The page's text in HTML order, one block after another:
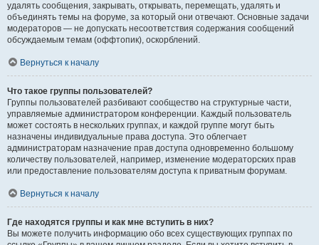
удалять сообщения, закрывать, открывать, перемещать, удалять и
объединять темы на форуме, за который они отвечают. Основные задачи
модераторов — не допускать несоответствия содержания сообщений
обсуждаемым темам (оффтопик), оскорблений.
Вернуться к началу
Что такое группы пользователей?
Группы пользователей разбивают сообщество на структурные части,
управляемые администратором конференции. Каждый пользователь
может состоять в нескольких группах, и каждой группе могут быть
назначены индивидуальные права доступа. Это облегчает
администраторам назначение прав доступа одновременно большому
количеству пользователей, например, изменение модераторских прав
или предоставление пользователям доступа к приватным форумам.
Вернуться к началу
Где находятся группы и как мне вступить в них?
Вы можете получить информацию обо всех существующих группах по